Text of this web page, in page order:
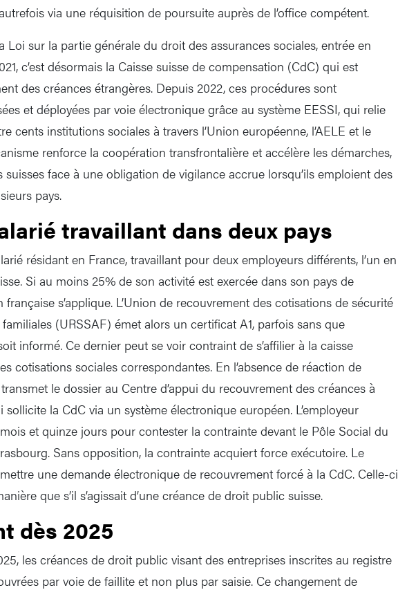
via une réquisition de poursuite auprès de l’office compétent.
Loi sur la partie générale du droit des assurances sociales, entrée en
c’est désormais la Caisse suisse de compensation (CdC) qui est
des créances étrangères. Depuis 2022, ces procédures sont
et déployées par voie électronique grâce au système EESSI, qui relie
cents institutions sociales à travers l’Union européenne, l’AELE et le
renforce la coopération transfrontalière et accélère les démarches,
suisses face à une obligation de vigilance accrue lorsqu’ils emploient des
pays.
travaillant dans deux pays
résidant en France, travaillant pour deux employeurs différents, l’un en
Si au moins 25% de son activité est exercée dans son pays de
française s’applique. L’Union de recouvrement des cotisations de sécurité
(URSSAF) émet alors un certificat A1, parfois sans que
informé. Ce dernier peut se voir contraint de s’affilier à la caisse
cotisations sociales correspondantes. En l’absence de réaction de
transmet le dossier au Centre d’appui du recouvrement des créances à
sollicite la CdC via un système électronique européen. L’employeur
et quinze jours pour contester la contrainte devant le Pôle Social du
Sans opposition, la contrainte acquiert force exécutoire. Le
une demande électronique de recouvrement forcé à la CdC. Celle-ci
que s’il s’agissait d’une créance de droit public suisse.
dès 2025
les créances de droit public visant des entreprises inscrites au registre
par voie de faillite et non plus par saisie. Ce changement de